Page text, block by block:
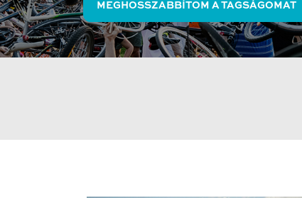
MEGHOSSZABBÍTOM A TAGSÁGOMAT